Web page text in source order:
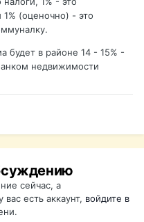
(оценочно) - это
будет в районе 14 - 15% -
недвижимости
сейчас, а
есть аккаунт, войдите в